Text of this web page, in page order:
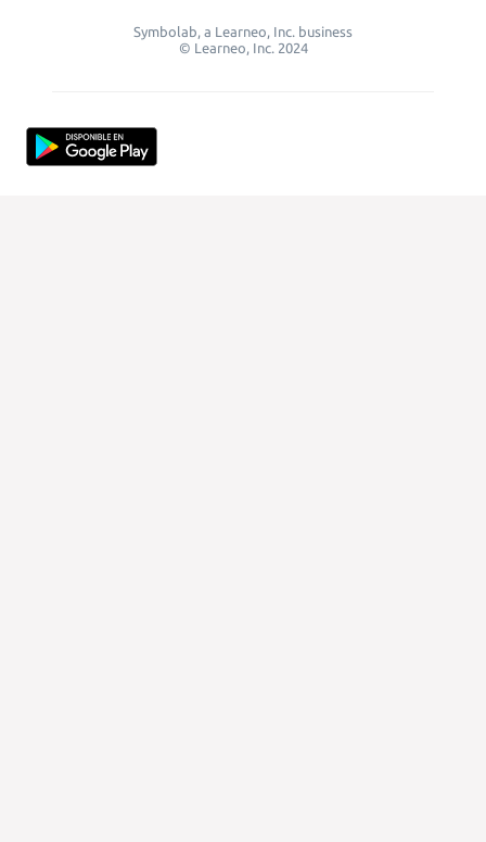
Symbolab, a Learneo, Inc. business
© Learneo, Inc. 2024